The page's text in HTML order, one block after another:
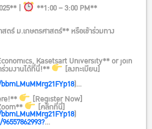
|
**1:00 – 3:00 PM**
ตร์ ม.เกษตรศาสตร์** หรือเข้าร่วมทาง
Kasetsart University** or join
ร่วมงานได้ที่นี่!**
[ลงทะเบียน]
)
[Register Now]
)
[คลิกที่นี่]